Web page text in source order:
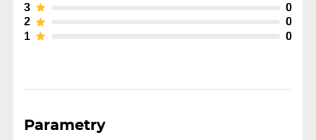
3
0
2
0
1
0
Parametry